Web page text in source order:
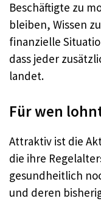
Beschäftigte zu
bleiben, Wissen
finanzielle
dass jeder
landet.
Für wen
Attraktiv ist die
die ihre
gesundheitlich
und deren